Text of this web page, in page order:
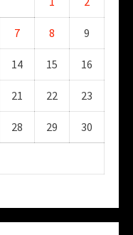
7 8 9
14 15 16
21 22 23
28 29 30